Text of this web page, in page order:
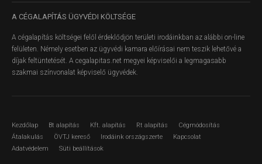
A CÉGALAPÍTÁS ÜGYVÉDI KÖLTSÉGE
A cégalapítás költségei felől érdeklődjön területi irodáinkban az alábbi on-line
felületen. Némely esetben az ügyvédi kamara előírásai nem teszik lehetővé a
díjak feltüntetését. A cegalapitas.net megyei képviselői a legmagasabb
szakmai színvonalat képviselő ügyvédek.
Kezdőlap Bt alapítás Kft. alapítás Rt alapítás
Cégmódosítás
Átalakulás
ÖVTJ kereső Irodáink országszerte
Kapcsolat
Adatvédelem
Süti beállítások